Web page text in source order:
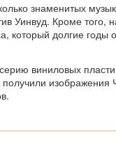
знаменитых
Уинвуд. Кроме того,
который долгие годы
виниловых
изображения